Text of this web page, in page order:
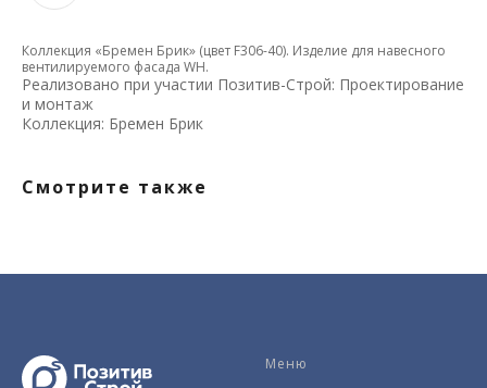
Коллекция «Бремен Брик» (цвет F306-40). Изделие для навесного
вентилируемого фасада WH.
Реализовано при участии Позитив-Строй: Проектирование
и монтаж
Коллекция: Бремен Брик
Смотрите также
Меню